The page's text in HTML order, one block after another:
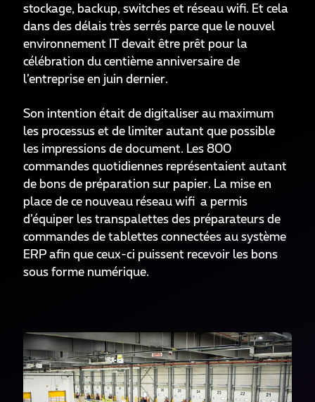
stockage, backup, switches et réseau wifi. Et cela
dans des délais très serrés parce que le nouvel
environnement IT devait être prêt pour la
célébration du centième anniversaire de
l’entreprise en juin dernier.
Son intention était de digitaliser au maximum
les processus et de limiter autant que possible
les impressions de document. Les 800
commandes quotidiennes représentaient autant
de bons de préparation sur papier. La mise en
place de ce nouveau réseau wifi a permis
d’équiper les transpalettes des préparateurs de
commandes de tablettes connectées au système
ERP afin que ceux-ci puissent recevoir les bons
sous forme numérique.